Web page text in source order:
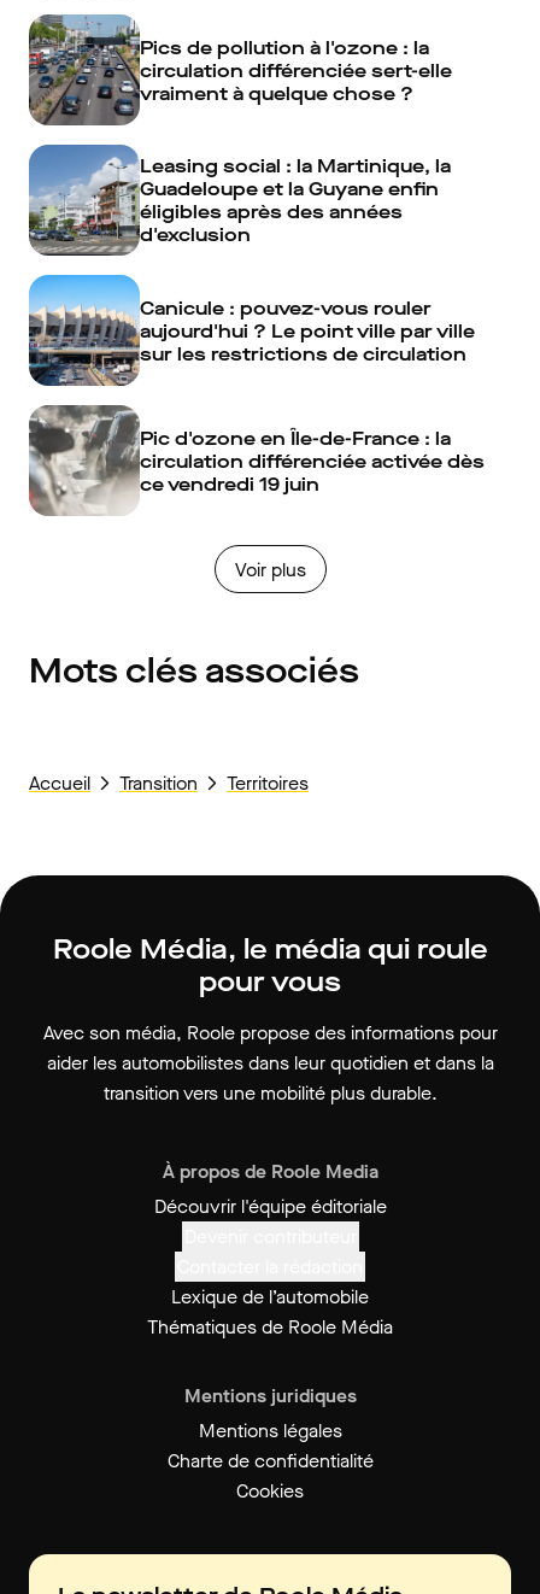
Pics de pollution à l'ozone : la
circulation différenciée sert-elle
vraiment à quelque chose ?
Leasing social : la Martinique, la
Guadeloupe et la Guyane enfin
éligibles après des années
d'exclusion
Canicule : pouvez-vous rouler
aujourd'hui ? Le point ville par ville
sur les restrictions de circulation
Pic d'ozone en Île-de-France : la
circulation différenciée activée dès
ce vendredi 19 juin
Voir plus
Mots clés associés
Accueil Transition Territoires
Roole Média, le média qui roule
pour vous
Avec son média, Roole propose des informations pour
aider les automobilistes dans leur quotidien et dans la
transition vers une mobilité plus durable.
À propos de Roole Media
Découvrir l'équipe éditoriale
Lexique de l’automobile
Thématiques de Roole Média
Mentions juridiques
Mentions légales
Charte de confidentialité
Cookies